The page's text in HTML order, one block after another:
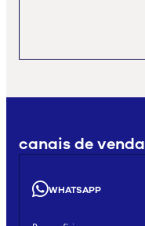
canais de venda
WHATSAPP